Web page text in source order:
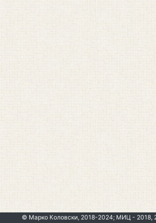
© Марко Коловски, 2018-2024; МИЦ - 2018,